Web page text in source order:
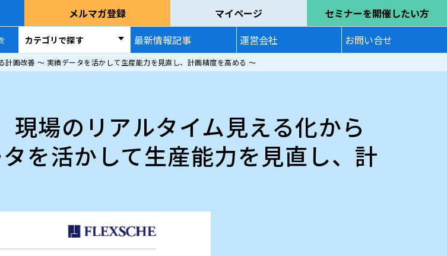
メルマガ登録 マイページ
セミナーを開催したい方
カテゴリで探す 最新情報記事 運営会社 お問い合せ
計画改善 ～ 実績データを活かして生産能力を見直し、計画精度を高める ～
現場のリアルタイム見える化から
を活かして生産能力を見直し、計